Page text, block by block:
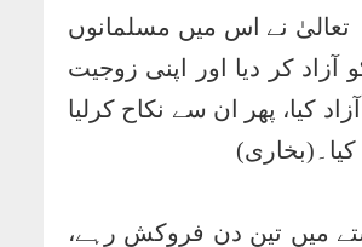
تعالیٰ نے اس میں مسلمانوں
کر دیا اور اپنی زوجیت
پھر ان سے نکاح کرلیا
کیا۔(بخاری)
میں تین دن فروکش رہے،